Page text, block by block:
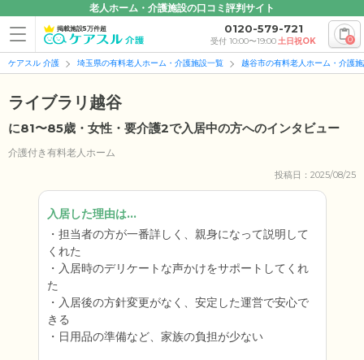
老人ホーム・介護施設の口コミ評判サイト
掲載施設5万件超 0120-579-721
受付 10:00〜19:00土日祝OK 0
ケアスル 介護 埼玉県の有料老人ホーム・介護施設一覧 越谷市の有料老人ホーム・介護
ライブラリ越谷
に81〜85歳・女性・要介護2で入居中の方へのインタビュー
介護付き有料老人ホーム
投稿日：2025/08/25
入居した理由は...
担当者の方が一番詳しく、親身になって説明して
くれた
入居時のデリケートな声かけをサポートしてくれ
た
入居後の方針変更がなく、安定した運営で安心で
きる
日用品の準備など、家族の負担が少ない